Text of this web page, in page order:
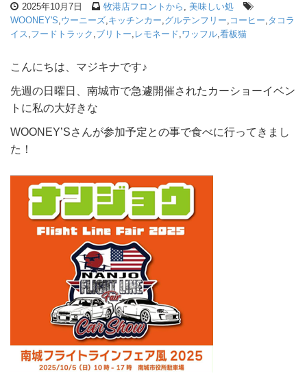
2025年10月7日 牧港店フロントから
美味しい処
WOONEY'S ウーニーズ キッチンカー グルテンフリー コーヒー タコラ
イス フードトラック ブリトー レモネード ワッフル 看板猫
こんにちは、マジキナです♪
先週の日曜日、南城市で急遽開催されたカーショーイベン
トに私の大好きな
WOONEY’Sさんが参加予定との事で食べに行ってきまし
た！